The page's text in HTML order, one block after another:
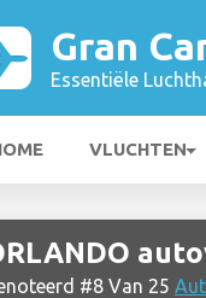
Gran
Essentiële
VLUCHTEN
#8 Van 25